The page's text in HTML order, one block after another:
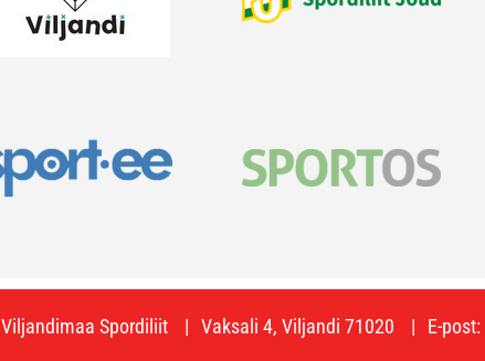
Viljandimaa Spordiliit Vaksali 4, Viljandi 71020 E-post: